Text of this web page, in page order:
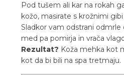
Pod tušem ali kar na rokah
kožo, masirate s krožnimi
Sladkor vam odstrani odmrle
med pa pomirja in vrača
Rezultat? Koža mehka kot
kot da bi bili na spa tretmaju.